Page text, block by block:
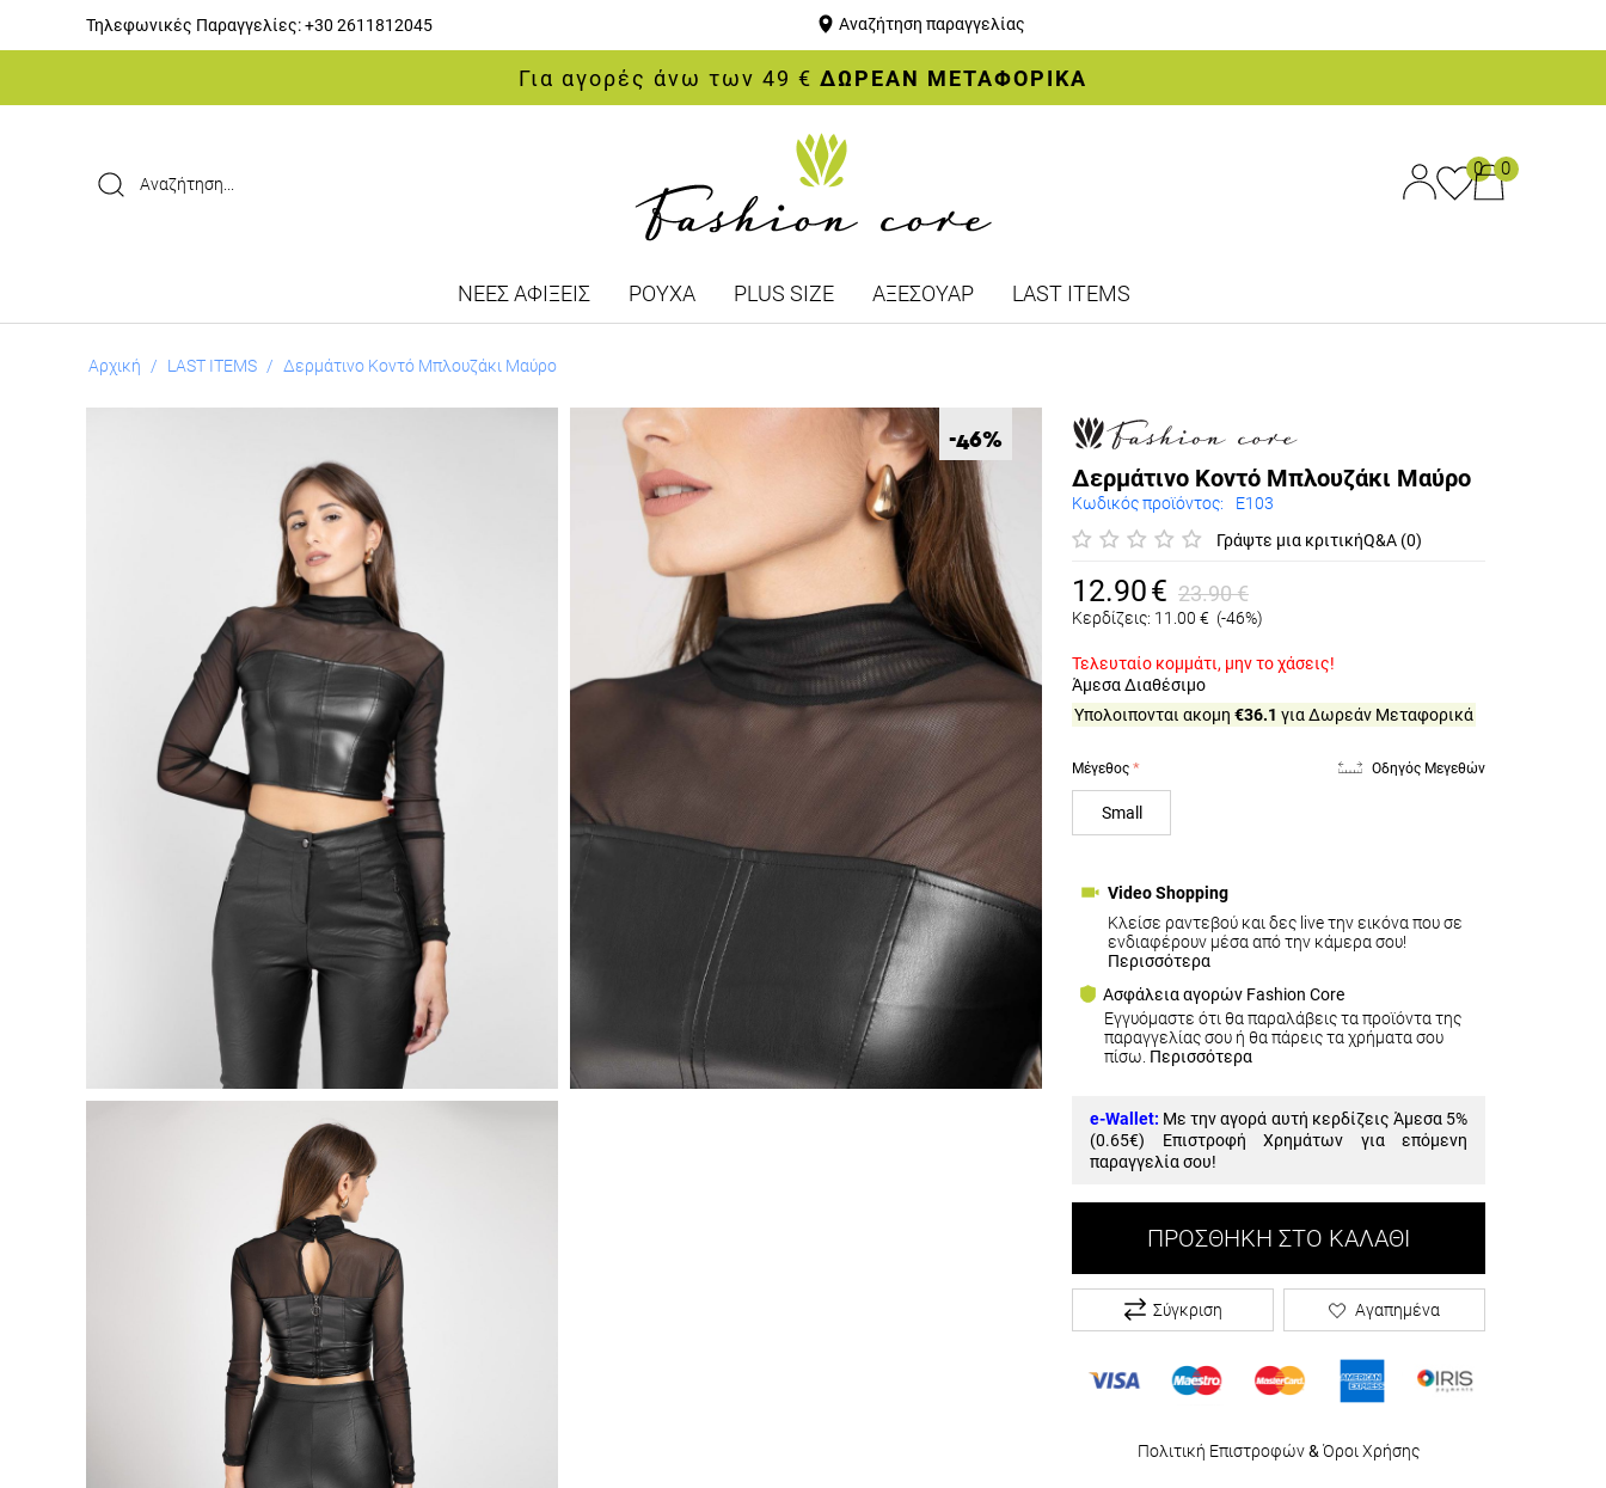
Τηλεφωνικές Παραγγελίες:+30 2611812045 Αναζήτηση παραγγελίας
Για αγορές άνω των 49 € ΔΩΡΕΑΝ ΜΕΤΑΦΟΡΙΚΑ
0 0
ΝΕΕΣ ΑΦΙΞΕΙΣ ΡΟΥΧΑ PLUS SIZE ΑΞΕΣΟΥΑΡ LAST ITEMS
Αρχική / LAST ITEMS / Δερμάτινο Κοντό Μπλουζάκι Μαύρο
-46%
Δερμάτινο Κοντό Μπλουζάκι Μαύρο
Κωδικός προϊόντος:
E103
Γράψτε μια κριτικήQ&A (0)
12.90€ 23.90€
Κερδίζεις: 11.00 € (-46%)
Τελευταίο κομμάτι, μην το χάσεις!
Άμεσα Διαθέσιμο
Υπολοιπονται ακομη €36.1 για Δωρεάν Μεταφορικά
Οδηγός Μεγεθών
Μέγεθος
Small
Video Shopping
Κλείσε ραντεβού και δες live την εικόνα που σε
ενδιαφέρουν μέσα από την κάμερα σου!
Περισσότερα
Ασφάλεια αγορών Fashion Core
Εγγυόμαστε ότι θα παραλάβεις τα προϊόντα της
παραγγελίας σου ή θα πάρεις τα χρήματα σου
πίσω. Περισσότερα
e-Wallet: Με την αγορά αυτή κερδίζεις Άμεσα 5%
(0.65€) Επιστροφή Χρημάτων για επόμενη
παραγγελία σου!
ΠΡΟΣΘΉΚΗ ΣΤΟ ΚΑΛΆΘΙ
Σύγκριση Αγαπημένα
Πολιτική Επιστροφών&Όροι Χρήσης